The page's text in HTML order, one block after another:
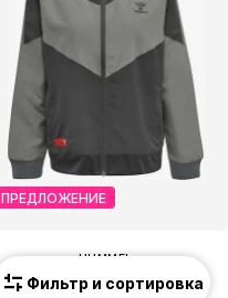
ПРЕДЛОЖЕНИЕ
HUMMEL
Спортивная куртка 'Pro'
Фильтр и сортировка